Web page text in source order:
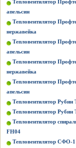
Тепловентилятор
апельсин
Тепловентилятор
нержавейка
Тепловентилятор
апельсин
Тепловентилятор
нержавейка
Тепловентилятор
апельсин
Тепловентилятор
Тепловентилятор
Тепловентилятор
FH04
Тепловентилятор СФО-1